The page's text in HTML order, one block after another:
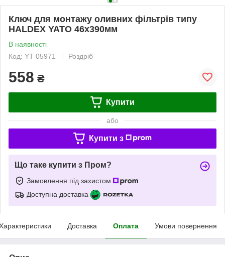
Ключ для монтажу оливних фільтрів типу
HALDEX YATO 46х390мм
В наявності
Код: YT-05971
Роздріб
558 ₴
Купити
або
Купити з
Що таке купити з Пром?
Замовлення під захистом
Доступна доставка
Доставка Оплата Умови повернення